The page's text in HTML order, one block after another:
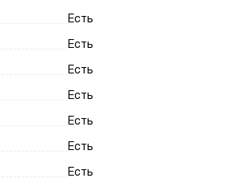
Есть
Есть
Есть
Есть
Есть
Есть
Есть